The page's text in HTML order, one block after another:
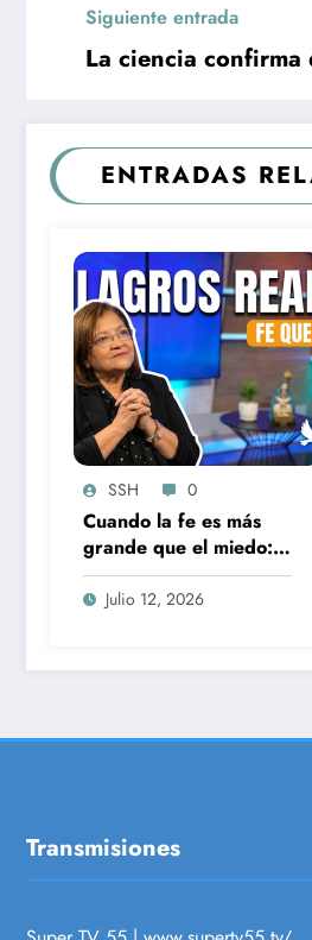
Siguiente entrada
La ciencia confirma
ENTRADAS
SSH 0
Cuando la fe es más
grande que el miedo:
El testimonio de doña
Rosa Gómez
Julio 12, 2026
Transmisiones